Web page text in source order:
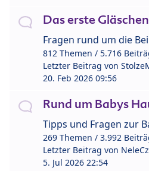
Das erste Gläschen
Fragen rund um die
812 Themen / 5.716
Letzter Beitrag von
20. Feb 2026 09:56
Rund um Babys
Tipps und Fragen zur
269 Themen / 3.992
Letzter Beitrag von NeleCz
5. Jul 2026 22:54